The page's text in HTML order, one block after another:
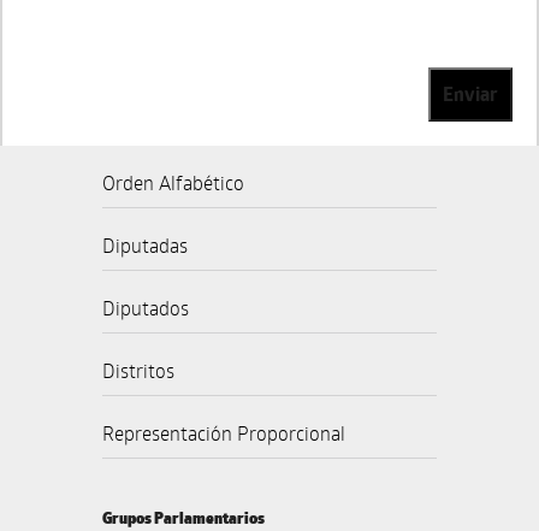
Enviar
Orden Alfabético
Diputadas
Diputados
Distritos
Representación Proporcional
Grupos Parlamentarios